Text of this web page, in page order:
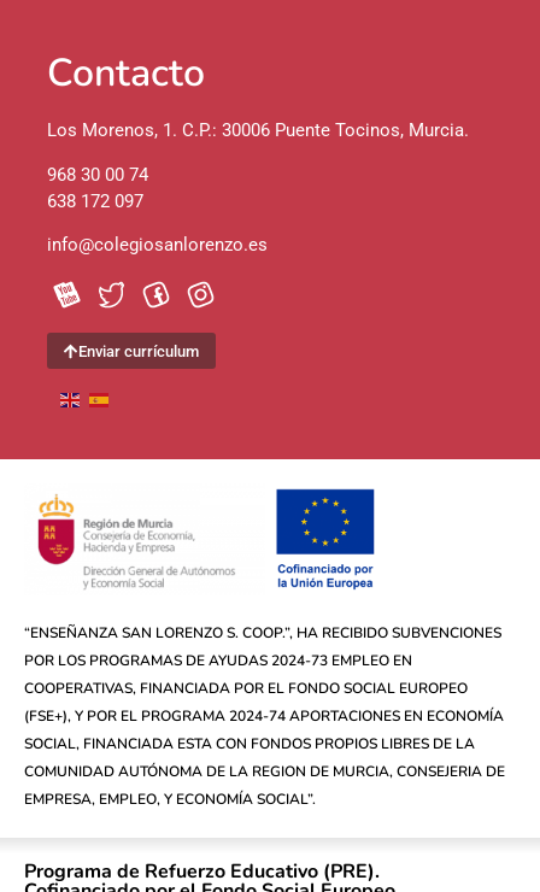
Contacto
Los Morenos, 1. C.P.: 30006 Puente Tocinos, Murcia.
968 30 00 74
638 172 097
info@colegiosanlorenzo.es
Enviar currículum
“ENSEÑANZA SAN LORENZO S. COOP.”, HA RECIBIDO SUBVENCIONES
POR LOS PROGRAMAS DE AYUDAS 2024-73 EMPLEO EN
COOPERATIVAS, FINANCIADA POR EL FONDO SOCIAL EUROPEO
(FSE+), Y POR EL PROGRAMA 2024-74 APORTACIONES EN ECONOMÍA
SOCIAL, FINANCIADA ESTA CON FONDOS PROPIOS LIBRES DE LA
COMUNIDAD AUTÓNOMA DE LA REGION DE MURCIA, CONSEJERIA DE
EMPRESA, EMPLEO, Y ECONOMÍA SOCIAL”.
Programa de Refuerzo Educativo (PRE).